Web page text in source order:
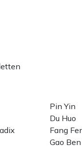
Pin Yin
Du Huo
Fang
Gao Ben